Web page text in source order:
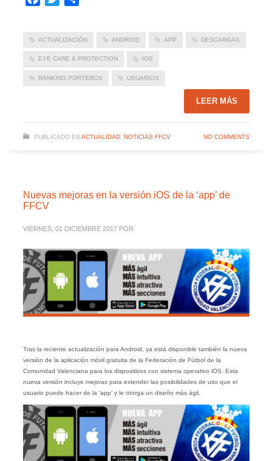
ACTUALIZACIÓN ANDROID APP DESCARGAS
EYE CARE & PROTECTION IOS
RANKING PORTEROS USUARIOS
LEER MÁS
PUBLICADO EN ACTUALIDAD, NOTICIAS FFCV NO COMMENTS
Nuevas mejoras en la versión iOS de la ‘app’ de
FFCV
VIERNES, 01 DICIEMBRE 2017 POR
Tras la reciente actualización para Android, ya está disponible también la nueva
versión de la aplicación móvil gratuita de la Federación de Fútbol de la
Comunidad Valenciana para los dispositivos con sistema operativo iOS. Esta
nueva versión incluye mejoras para extender las posibilidades de uso que el
usuario puede hacer de la ‘app’ y le otorga un diseño más ágil.